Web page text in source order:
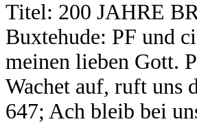
Titel: 200 JAHRE
Buxtehude: PF und
meinen lieben Gott.
Wachet auf, ruft uns
647; Ach bleib bei